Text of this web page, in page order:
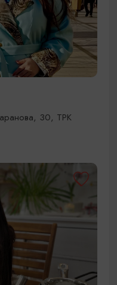
30, ТРК